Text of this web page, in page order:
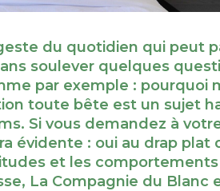
du quotidien qui peut
soulever quelques
par exemple : pourquoi
toute bête est un sujet
Si vous demandez à
évidente : oui au drap plat
et les
La Compagnie du Blanc